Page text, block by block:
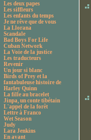
Les deux papes
Les siffleurs
Les enfants du temps
Je ne rêve que de vous
La Llorana
Scandale
Bad Boys For Life
Cuban Network
La Voie de la justice
Les traducteurs
Revenir
Un jour si blanc
Birds of Prey et la
fantabuleuse histoire de
Harley Quinn
La fille au bracelet
Jinpa, un conte tibétain
L'appel de la forêt
Lettre à Franco
Wet Season
Judy
Lara Jenkins
En avant